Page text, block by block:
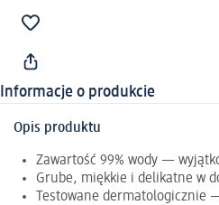
Informacje o produkcie
Opis produktu
Zawartość 99% wody —
Grube, miękkie i delikatne w
Testowane dermatologicznie